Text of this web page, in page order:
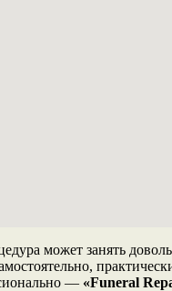
может занять
— «Funeral